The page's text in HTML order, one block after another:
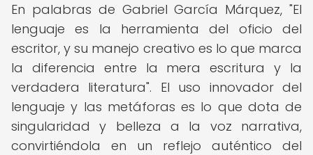
En palabras de Gabriel García Márquez, "El
lenguaje es la herramienta del oficio del
escritor, y su manejo creativo es lo que marca
la diferencia entre la mera escritura y la
verdadera literatura". El uso innovador del
lenguaje y las metáforas es lo que dota de
singularidad y belleza a la voz narrativa,
convirtiéndola en un reflejo auténtico del